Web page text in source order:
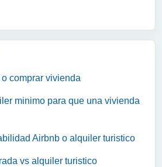
comprar vivienda
minimo para que una vivienda
Airbnb o alquiler turistico
vs alquiler turistico